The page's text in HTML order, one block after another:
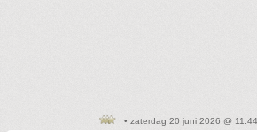
• zaterdag 20 juni 2026 @